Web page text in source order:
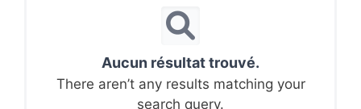
Aucun résultat trouvé.
There aren’t any results matching your
search query.